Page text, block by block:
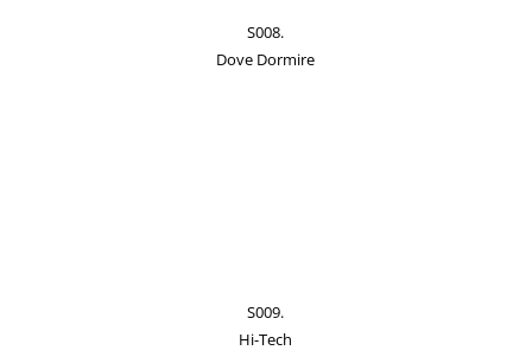
S008.
Dove Dormire
S009.
Hi-Tech